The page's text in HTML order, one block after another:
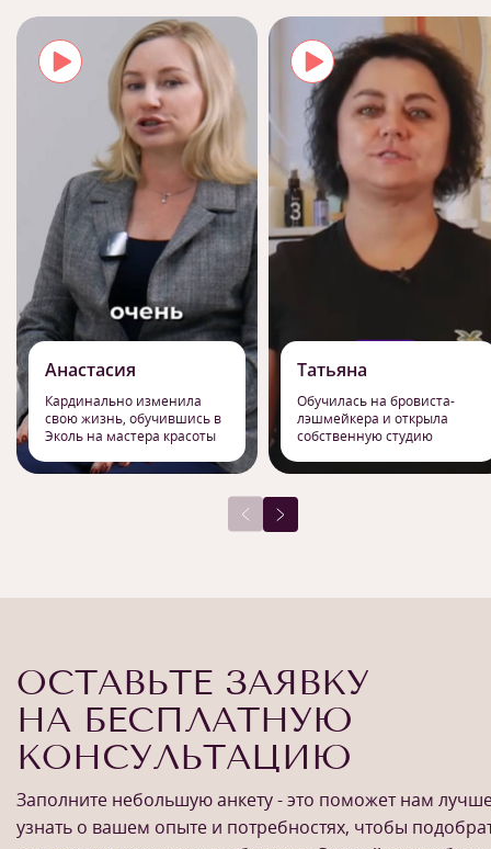
Анастасия
Кардинально изменила
свою жизнь, обучившись в
Эколь на мастера красоты
Татьяна
Обучилась на бровиста-
лэшмейкера и открыла
собственную студию
ОСТАВЬТЕ ЗАЯВКУ
НА БЕСПЛАТНУЮ
КОНСУЛЬТАЦИЮ
Заполните небольшую анкету - это поможет нам
узнать о вашем опыте и потребностях, чтобы